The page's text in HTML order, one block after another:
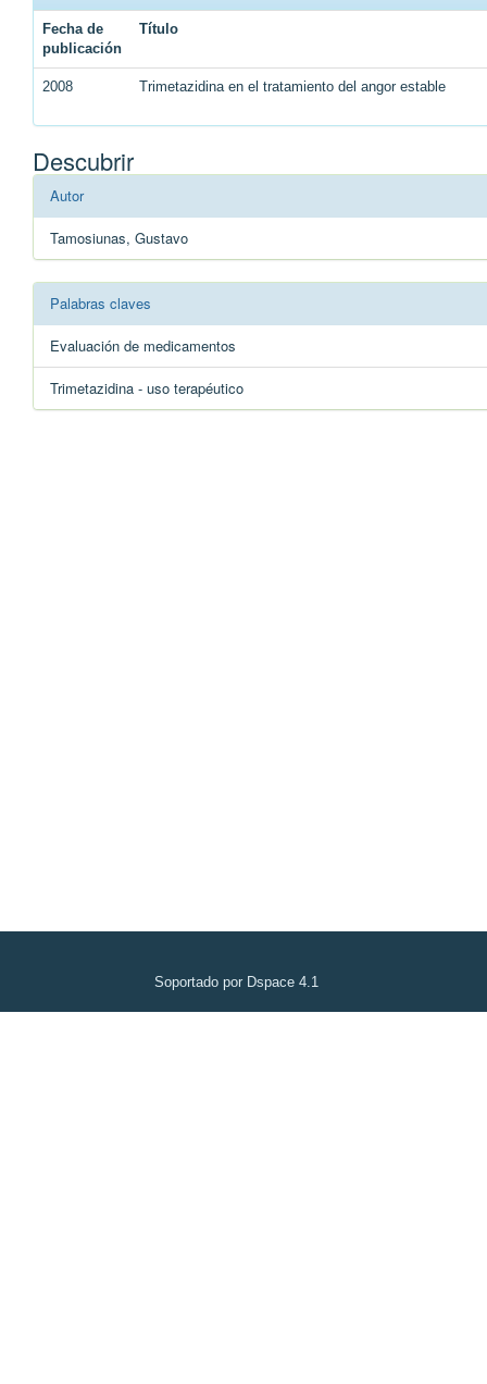
Fecha de
publicación
Título
2008 Trimetazidina en el tratamiento del angor estable
Descubrir
Autor
Tamosiunas, Gustavo
Palabras claves
Evaluación de medicamentos
Trimetazidina - uso terapéutico
Soportado por Dspace 4.1